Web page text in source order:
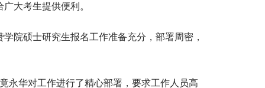
大考生提供便利。
院硕士研究生报名工作准备充分，部署周密，
华对工作进行了精心部署，要求工作人员高